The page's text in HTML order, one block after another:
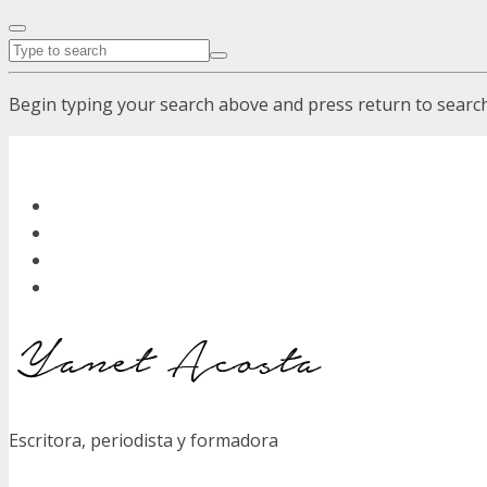
Begin typing your search above and press return to
Escritora, periodista y formadora